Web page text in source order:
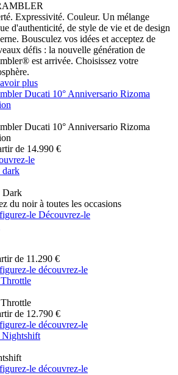
Expressivité. Couleur. Un mélange
d'authenticité, de style de vie et de design
Bousculez vos idées et acceptez de
défis : la nouvelle génération de
est arrivée. Choisissez votre
plus
Ducati 10° Anniversario Rizoma
Ducati 10° Anniversario Rizoma
de 14.990 €
le
dark
Dark
du noir à toutes les occasions
le Découvrez-le
de 11.290 €
le découvrez-le
de 12.790 €
le découvrez-le
Nightshift
le découvrez-le